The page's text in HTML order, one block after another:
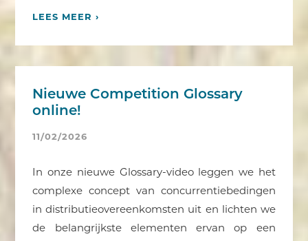
LEES MEER ›
Nieuwe Competition Glossary
online!
11/02/2026
In onze nieuwe Glossary-video leggen we het
complexe concept van concurrentiebedingen
in distributieovereenkomsten uit en lichten we
de belangrijkste elementen ervan op een